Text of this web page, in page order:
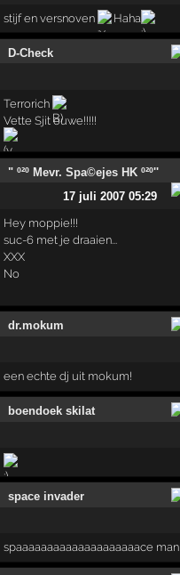
stijf en versnoven Haha
D-Check
Terrorich
Vette Sjit ouwe!!!!!
" º²º Mevr. Spa©ejes HK º²º''
17 juli 2007 05:29
Hey moppie!!!
suc-6 met je draaien...
XXX
No
dr.mokum
een echte dj uit mokum!
boendoek skilat
space invader
spaaaaaaaaaaaaaaaaaaaace man